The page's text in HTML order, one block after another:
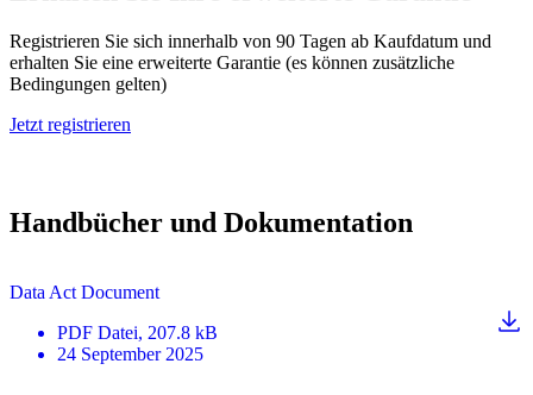
Registrieren Sie sich innerhalb von 90 Tagen ab Kaufdatum und
erhalten Sie eine erweiterte Garantie (es können zusätzliche
Bedingungen gelten)
Jetzt registrieren
Handbücher und Dokumentation
Data Act Document
PDF Datei, 207.8 kB
24 September 2025